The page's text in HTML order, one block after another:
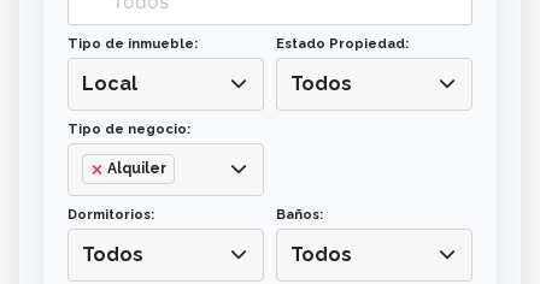
Tipo de inmueble:
Local
Estado Propiedad:
Todos
Tipo de negocio:
Alquiler
Dormitorios:
Todos
Baños:
Todos